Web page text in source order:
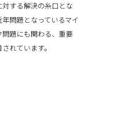
する解決の糸口とな
問題となっているマイ
題にも関わる、重要
れています。